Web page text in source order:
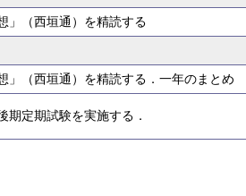
」（西垣通）を精読する
」（西垣通）を精読する．一年のまとめ
期定期試験を実施する．